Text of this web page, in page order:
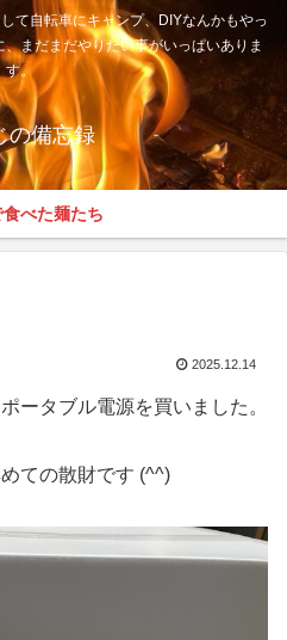
て自転車にキャンプ、DIYなんかもやっ
まだまだやりたい事がいっぱいありま
す。
の備忘録
べた麺たち
2025.12.14
ータブル電源を買いました。
ての散財です (^^)